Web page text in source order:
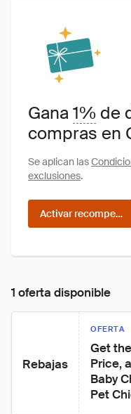
Gana1% de
compras en
Se aplican las
exclusiones.
Activar recompensas
1 oferta disponible
Rebajas
OFERTA
Get
Price,
Baby
Pet